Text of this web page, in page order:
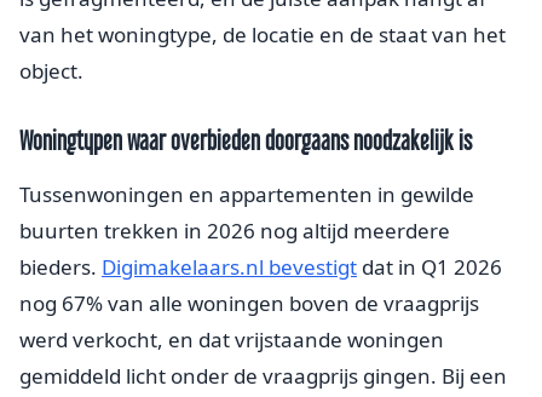
van het woningtype, de locatie en de staat van het
object.
Woningtypen waar overbieden doorgaans noodzakelijk is
Tussenwoningen en appartementen in gewilde
buurten trekken in 2026 nog altijd meerdere
bieders. Digimakelaars.nl bevestigt dat in Q1 2026
nog 67% van alle woningen boven de vraagprijs
werd verkocht, en dat vrijstaande woningen
gemiddeld licht onder de vraagprijs gingen. Bij een